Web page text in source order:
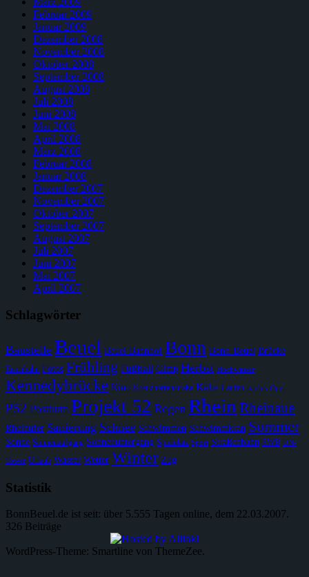
Februar 2009
Januar 2009
Dezember 2008
November 2008
Oktober 2008
September 2008
August 2008
Juli 2008
Juni 2008
Mai 2008
April 2008
März 2008
Februar 2008
Januar 2008
Dezember 2007
November 2007
Oktober 2007
September 2007
August 2007
Juli 2007
Juni 2007
Mai 2007
April 2007
Schlagwörter
Baustelle Beuel Beuel Bahnhof Bonn Bonn-Beuel Brücke
Eisenbahn Fotos Frühling Fußball Gimp Herbst Hochwasser
Kennedybrücke Kino Kreuzherrenstraße Kälte Laufen nachts Oper
P52 Postturm Projekt 52 Regen Rhein Rheinaue
Rheinufer Sanierung Schnee Schwimmen Schwimmkran Sommer
Sonne Sonnenaufgang Sonnenuntergang Spielplatz Sport Straßenbahn SWB UN-
Tower Urlaub Wasser Wetter Winter Zug
Statistik
BonnBeuel.de ist seit: über 5.555 Tagen online, dem 22.03.2007.
326 Beiträge
WordPress-Theme: Smartline von ThemeZee.